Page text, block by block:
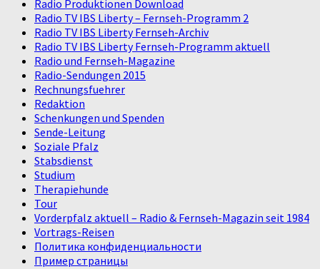
Radio Produktionen Download
Radio TV IBS Liberty – Fernseh-Programm 2
Radio TV IBS Liberty Fernseh-Archiv
Radio TV IBS Liberty Fernseh-Programm aktuell
Radio und Fernseh-Magazine
Radio-Sendungen 2015
Rechnungsfuehrer
Redaktion
Schenkungen und Spenden
Sende-Leitung
Soziale Pfalz
Stabsdienst
Studium
Therapiehunde
Tour
Vorderpfalz aktuell – Radio & Fernseh-Magazin seit 1984
Vortrags-Reisen
Политика конфиденциальности
Пример страницы